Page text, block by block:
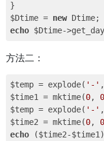
}
$Dtime = new
echo $Dtime-
方法二：
$temp = explode( '-' ,
$time1 = mktime(0, 0
$temp = explode( '-' ,
$time2 = mktime(0, 0
echo ($time2-